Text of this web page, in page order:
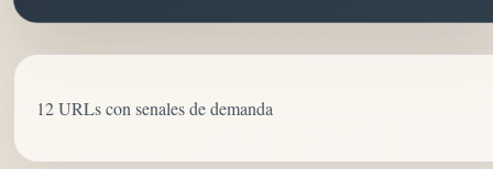
12 URLs con senales de demanda